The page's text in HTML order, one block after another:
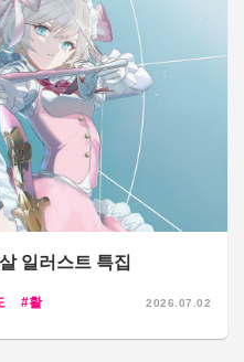
일러스트 특집
활 2026.07.02